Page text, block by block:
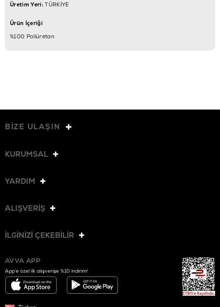
Üretim Yeri:TÜRKİYE
Ürün İçeriği
%100 Poliüretan
BİZE ULAŞIN
KURUMSAL
YARDIM
ALIŞVERİŞ
İLGİNİZİ ÇEKEBİLİR
AVVA APP
App’e özel ilk alışverişe %10 indirim!